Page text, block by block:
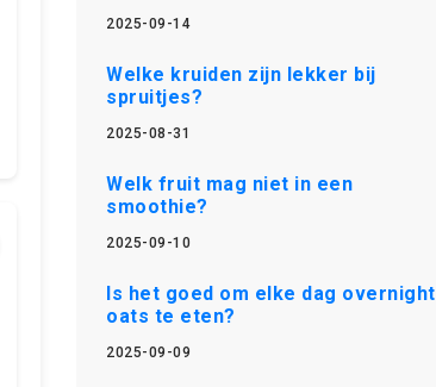
2025-09-14
Welke kruiden zijn lekker bij
spruitjes?
2025-08-31
Welk fruit mag niet in een
smoothie?
2025-09-10
Is het goed om elke dag overnight
oats te eten?
2025-09-09